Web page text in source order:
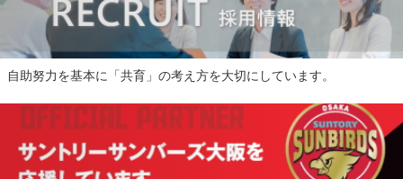
自助努力を基本に「共育」の考え方を大切にしています。